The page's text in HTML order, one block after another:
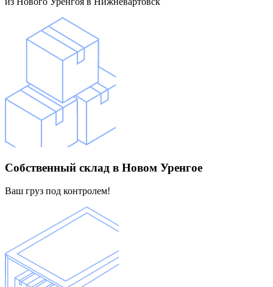
Собственный склад в Новом Уренгое
Ваш груз под контролем!